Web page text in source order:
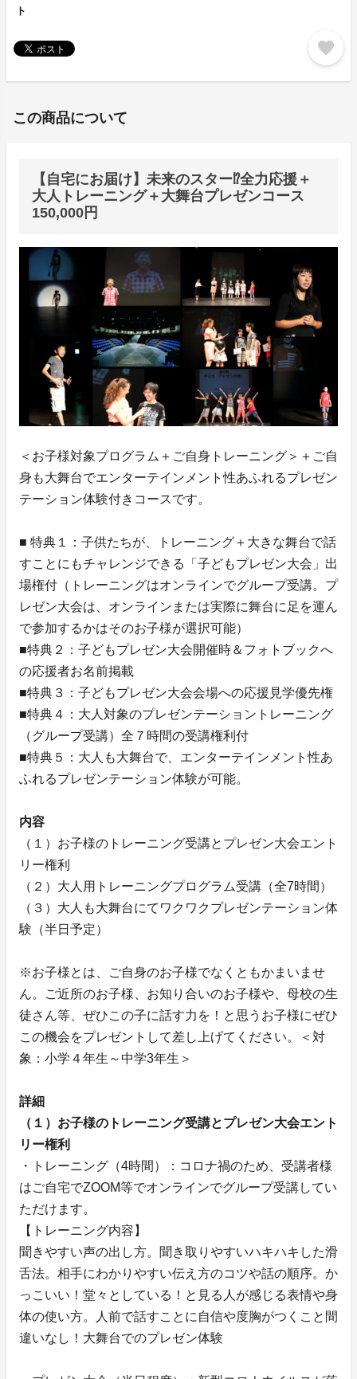
ト
favorite
この商品について
【自宅にお届け】未来のスター⁉全力応援＋
大人トレーニング＋大舞台プレゼンコース
150,000円
＜お子様対象プログラム＋ご自身トレーニング＞＋ご自
身も大舞台でエンターテインメント性あふれるプレゼン
テーション体験付きコースです。
■ 特典１：子供たちが、トレーニング＋大きな舞台で話
すことにもチャレンジできる「子どもプレゼン大会」出
場権付（トレーニングはオンラインでグループ受講。プ
レゼン大会は、オンラインまたは実際に舞台に足を運ん
で参加するかはそのお子様が選択可能）
■特典２：子どもプレゼン大会開催時＆フォトブックへ
の応援者お名前掲載
■特典３：子どもプレゼン大会会場への応援見学優先権
■特典４：大人対象のプレゼンテーショントレーニング
（グループ受講）全７時間の受講権利付
■特典５：大人も大舞台で、エンターテインメント性あ
ふれるプレゼンテーション体験が可能。
内容
（１）お子様のトレーニング受講とプレゼン大会エント
リー権利
（２）大人用トレーニングプログラム受講（全7時間）
（３）大人も大舞台にてワクワクプレゼンテーション体
験（半日予定）
※お子様とは、ご自身のお子様でなくともかまいませ
ん。ご近所のお子様、お知り合いのお子様や、母校の生
徒さん等、ぜひこの子に話す力を！と思うお子様にぜひ
この機会をプレゼントして差し上げてください。＜対
象：小学４年生～中学3年生＞
詳細
（１）お子様のトレーニング受講とプレゼン大会エント
リー権利
・トレーニング（4時間）：コロナ禍のため、受講者様
はご自宅でZOOM等でオンラインでグループ受講してい
ただけます。
【トレーニング内容】
聞きやすい声の出し方。聞き取りやすいハキハキした滑
舌法。相手にわかりやすい伝え方のコツや話の順序。か
っこいい！堂々としている！と見る人が感じる表情や身
体の使い方。人前で話すことに自信や度胸がつくこと間
違いなし！大舞台でのプレゼン体験